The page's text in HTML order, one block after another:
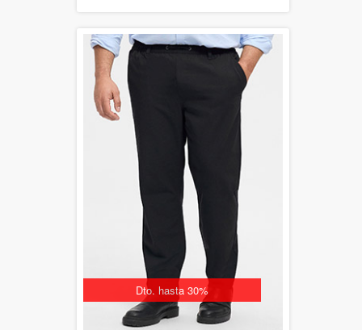
Dto. hasta 30%